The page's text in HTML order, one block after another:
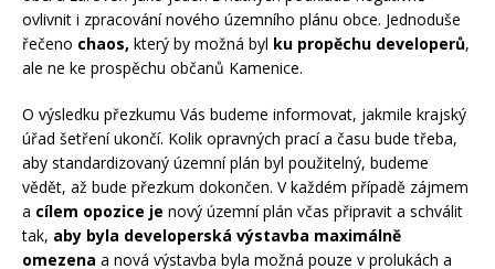
ovlivnit i zpracování nového územního plánu obce. Jednoduše
řečeno chaos, který by možná byl ku propěchu developerů,
ale ne ke prospěchu občanů Kamenice.
O výsledku přezkumu Vás budeme informovat, jakmile krajský
úřad šetření ukončí. Kolik opravných prací a času bude třeba,
aby standardizovaný územní plán byl použitelný, budeme
vědět, až bude přezkum dokončen. V každém případě zájmem
a cílem opozice je nový územní plán včas připravit a schválit
tak, aby byla developerská výstavba maximálně
omezena a nová výstavba byla možná pouze v prolukách a